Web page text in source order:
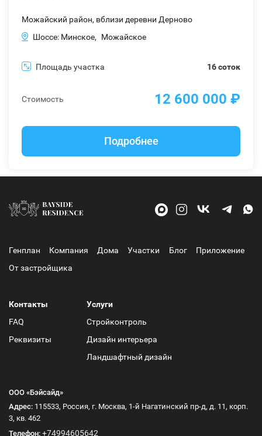
Можайский район, вблизи деревни Дерново
Шоссе: Минское,
Можайское
Площадь участка 16 соток
Стоимость 12 600 000 ₽
Подробнее
Генплан Компания Дома Участки Блог
Приложение
От застройщика
Услуги
Стройконтроль
Дизайн интерьера
Ландшафтный дизайн
Контакты
FAQ
Реквизиты
ООО «Бэйсайд»
Адрес: 115533, Россия, г. Москва, 1-й Нагатинский пр-д, д. 11, корп.
3, кв. 462
Телефон: +74994605642